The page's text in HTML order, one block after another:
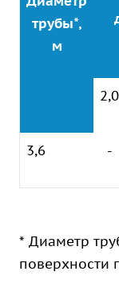
трубы*,
м
2,0
3,6 -
* Диаметр
поверхности